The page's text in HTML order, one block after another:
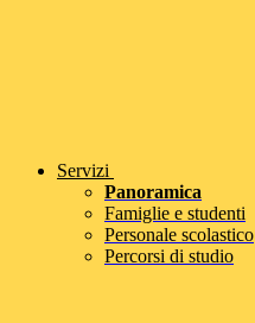
Servizi
Panoramica
Famiglie e studenti
Personale scolastico
Percorsi di studio